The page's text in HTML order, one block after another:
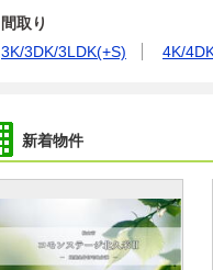
間取り
3K/3DK/3LDK(+S)
4K/
新着物件